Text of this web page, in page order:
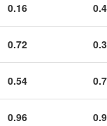
0.16
0.72
0.54
0.96